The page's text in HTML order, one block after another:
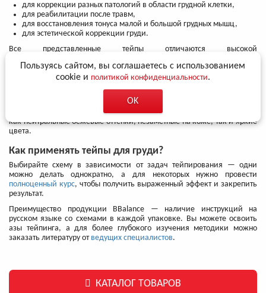
для коррекции разных патологий в области грудной клетки,
для реабилитации после травм,
для восстановления тонуса малой и большой грудных мышц,
для эстетической коррекции груди.
Все представленные тейпы отличаются высокой
ношении. Поэтому можно оставлять аппликации даже на несколько
дней без вреда для нежной кожи, а после — аккуратно удалить
Подбирайте тейпы по ширине и длине — рулонов хватит на большое
количество аппликаций. Что касается расцветок, то в наличии есть
как нейтральные бежевые оттенки, незаметные на коже, так и яркие
цвета.
Как применять тейпы для груди?
Выбирайте схему в зависимости от задач тейпирования — одни
можно делать однократно, а для некоторых нужно провести
полноценный курс, чтобы получить выраженный эффект и закрепить
результат.
Преимущество продукции BBalance — наличие инструкций на
русском языке со схемами в каждой упаковке. Вы можете освоить
азы тейпинга, а для более глубокого изучения методики можно
заказать литературу от ведущих специалистов.
КАТАЛОГ ТОВАРОВ
Пользуясь сайтом, вы соглашаетесь с использованием
cookie и политикой конфиденциальности.
OK